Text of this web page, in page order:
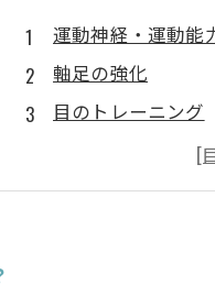
運動神経・運動能
軸足の強化
目のトレーニング
ゲーム感覚のト